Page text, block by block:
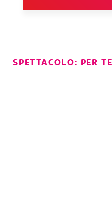
SPETTACOLO: PER TE